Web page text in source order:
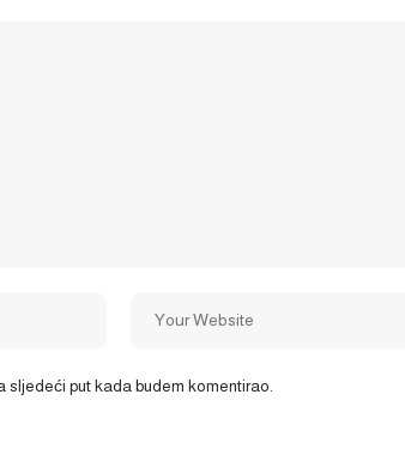
sljedeći put kada budem komentirao.